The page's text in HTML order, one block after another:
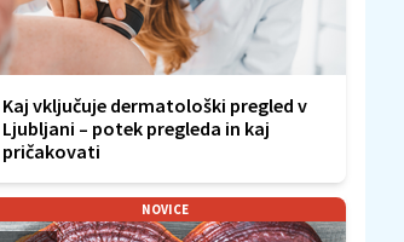
Kaj vključuje dermatološki pregled v
Ljubljani – potek pregleda in kaj
pričakovati
NOVICE